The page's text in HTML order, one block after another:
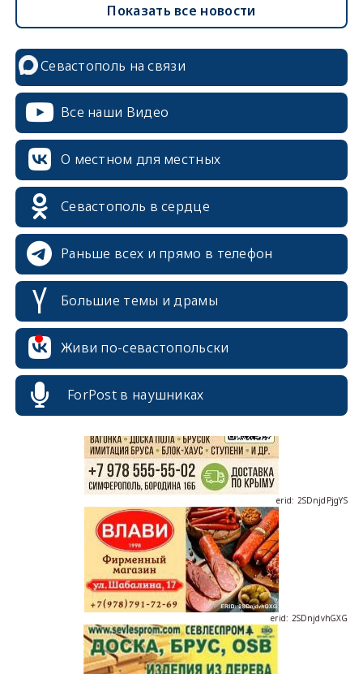
Показать все новости
Севастополь на связи
Все наши Видео
О местном для местных
Севастополь в сердце
Раньше всех и прямо в телефон
Большие темы и драмы
Живи по-севастопольски
ForPost в наушниках
erid: 2SDnjcrDNw6
erid: 2SDnjdPjgYS
erid: 2SDnjdvhGXG